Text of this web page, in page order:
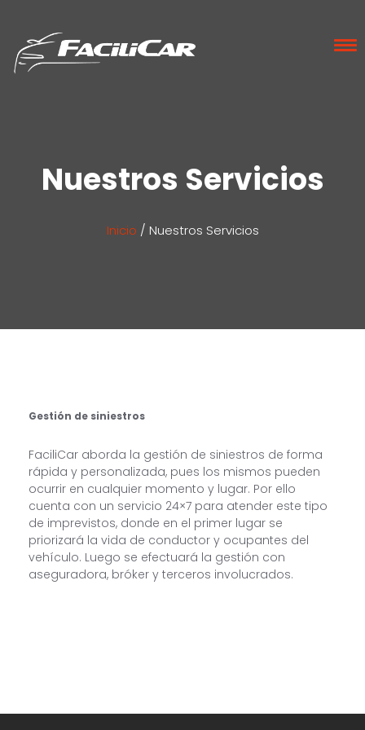
Nuestros Servicios
Inicio / Nuestros Servicios
Gestión de siniestros
FaciliCar aborda la gestión de siniestros de forma
rápida y personalizada, pues los mismos pueden
ocurrir en cualquier momento y lugar. Por ello
cuenta con un servicio 24×7 para atender este tipo
de imprevistos, donde en el primer lugar se
priorizará la vida de conductor y ocupantes del
vehículo. Luego se efectuará la gestión con
aseguradora, bróker y terceros involucrados.